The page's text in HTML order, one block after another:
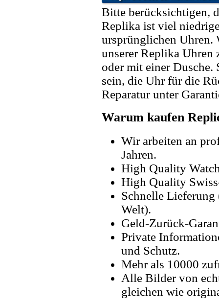
Bitte berücksichtigen,
Replika ist viel
ursprünglichen Uhren.
unserer Replika Uhren
oder mit einer
sein, die Uhr für die
Reparatur unter
Warum kaufen
Wir arbeiten an
Jahren.
High Quality
High Quality
Schnelle Lieferung
Welt).
Geld-Zurück-
Private
und Schutz.
Mehr als 10000
Alle Bilder von
gleichen wie